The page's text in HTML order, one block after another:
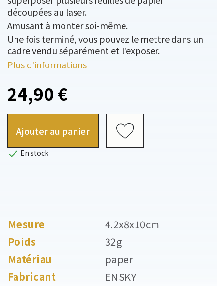
découpées au laser.
Amusant à monter soi-même.
Une fois terminé, vous pouvez le mettre dans un
cadre vendu séparément et l'exposer.
Plus d'informations
24,90 €
Ajouter au panier
 En stock
Mesure
4.2x8x10cm
Poids
32g
Matériau
paper
Fabricant
ENSKY